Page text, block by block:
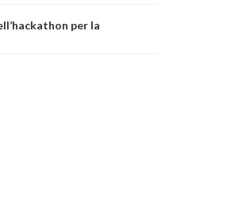
per la